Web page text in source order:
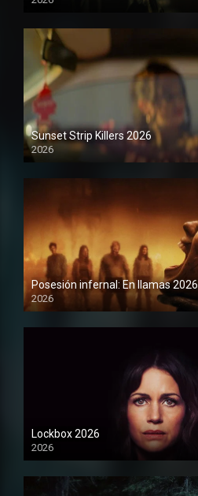
1080P
Sunset Strip Killers 2026
2026
1080P
Posesión infernal: En llamas 2026
2026
1080P
Lockbox 2026
2026
1080P